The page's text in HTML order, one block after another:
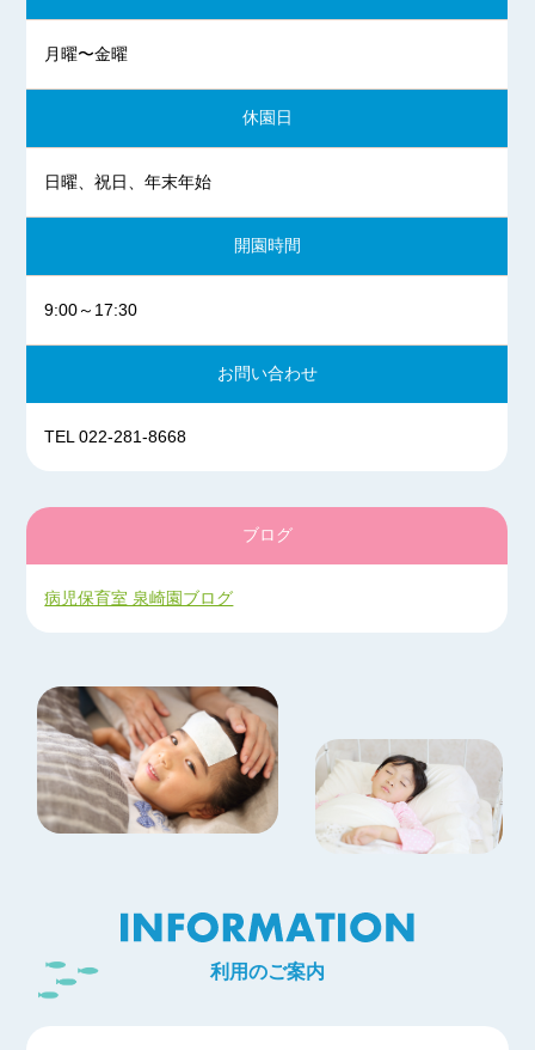
2023年は1月4日（水）から
【お知らせ】 2022/01/04
1月4日（火）本日より
病児保育室 泉崎は開室しています。
【お知らせ】 2021/12/28
年末年始のお休みのお知らせ
～2022年1月3日（月）
通常通りの開室になります。
ものは祝日表記のものもあります
ので、どうぞご注意ください。
【お知らせ】 2021/08/05
８月１１日（水）開室 です。
カレンダーなど変更前のものも
ありますので、どうぞご注意ください。
【お知らせ】 2021/07/01
7月の祝日移動に伴い、病児保育室の
開室日・閉室日にも変更があります。
7月19日（月）病児保育室開室しています。
ありますので、今一度ご確認ください。
【お知らせ】 2021/05/06
月曜〜金曜
休園日
日曜、祝日、年末年始
開園時間
9:00～17:30
お問い合わせ
TEL 022-281-8668
ブログ
病児保育室 泉崎園ブログ
利用のご案内